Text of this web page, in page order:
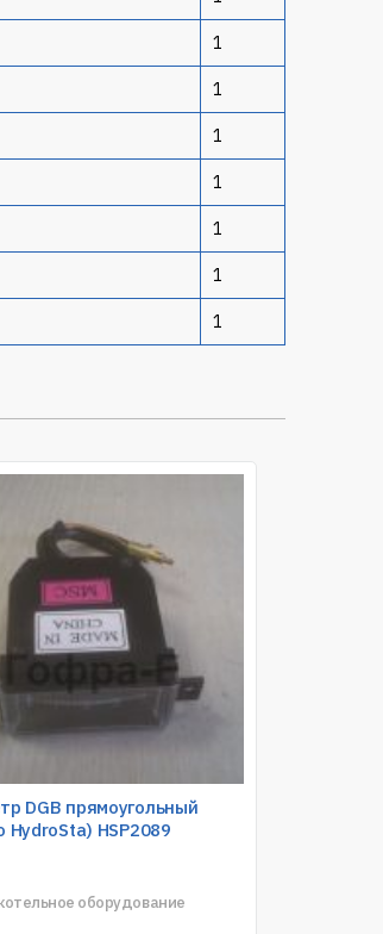
1
1
1
1
1
1
1
DGB прямоугольный
HydroSta) HSP2089
оборудование